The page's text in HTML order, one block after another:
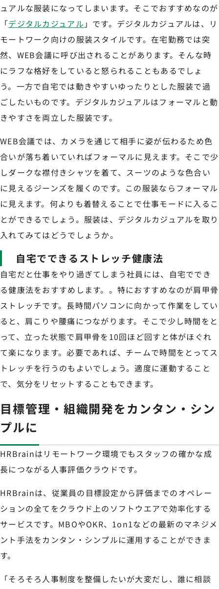
ュアルな服装になってしまいます。そこでおすすめなのが
「デジタルカジュアル 」です。デジタルカジュアルは、リ
モートワーク向けの服装スタイルです。在宅勤務では突
然、WEB会議に呼び出されることがあります。そんな時
にラフな格好をしていると怒られることもあるでしょ
う。一方で自宅では動きやすいゆったりとした服装で過
ごしたいものです。デジタルカジュアルはフォーマルと動
きやすさを両立した服装です。
WEB会議では、カメラを通じて相手に姿が伝わるため色
合いが落ち着いていればフォーマルに見えます。そこで少
しダークな襟付きシャツを着て、スーツのような色合い
に見えるジーンズを履くのです。この服装ならフォーマル
に見えます。何よりも着替えることで仕事モードに入るこ
とができるでしょう。服装は、デジタルカジュアルを取り
入れてみてはどうでしょうか。
自宅でできるストレッチ健康法
自宅だと仕事をやり過ぎてしまう社員には、自宅ででき
る健康法をおすすめします。。特におすすめなのが肩甲骨
ストレッチです。長時間パソコンに向かって作業をしてい
ると、肩こりや腰痛につながります。そこで少し時間をと
って、立った状態で肩甲骨を10回ほど回すと体がほぐれ
て楽になります。必要であれば、チームで時間をとってス
トレッチを行うのもよいでしょう。適度に運動すること
で、気分をリセットすることもできます。
目標管理・組織開発をカンタン・シン
プルに
HRBrainはリモートワーク環境でもスタッフの確かな成
長につながる人事評価クラウドです。
HRBrainは、従業員の目標設定から評価までのオペレー
ションの全てをクラウド上のソフトウエアで効率化する
サービスです。MBOやOKR、1on1などの最新のマネジメ
ント手法をカンタン・シンプルに運用することができま
す。
「そろそろ人事制度を整備したいが大変だし、誰に相談